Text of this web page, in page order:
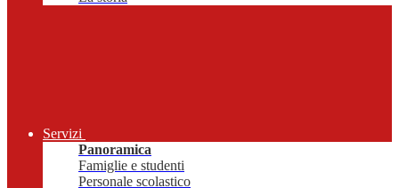
Servizi
Panoramica
Famiglie e studenti
Personale scolastico